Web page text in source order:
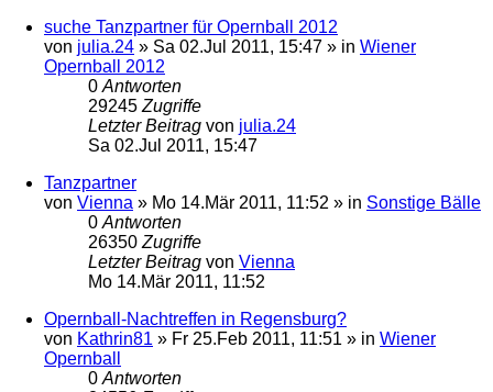
suche Tanzpartner für Opernball 2012
von julia.24 » Sa 02.Jul 2011, 15:47 » in Wiener
Opernball 2012
0 Antworten
29245 Zugriffe
Letzter Beitrag von julia.24
Sa 02.Jul 2011, 15:47
Tanzpartner
von Vienna » Mo 14.Mär 2011, 11:52 » in Sonstige Bälle
0 Antworten
26350 Zugriffe
Letzter Beitrag von Vienna
Mo 14.Mär 2011, 11:52
Opernball-Nachtreffen in Regensburg?
von Kathrin81 » Fr 25.Feb 2011, 11:51 » in Wiener
Opernball
0 Antworten